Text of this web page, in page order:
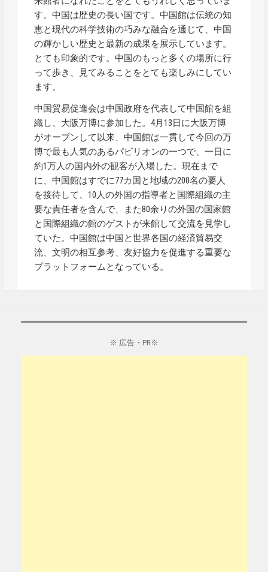
す。中国は歴史の長い国です。中国館は伝統の知
恵と現代の科学技術の巧みな融合を通じて、中国
の輝かしい歴史と最新の成果を展示しています。
とても印象的です。中国のもっと多くの場所に行
って歩き、見てみることをとても楽しみにしてい
ます。
中国貿易促進会は中国政府を代表して中国館を組
織し、大阪万博に参加した。4月13日に大阪万博
がオープンして以来、中国館は一貫して今回の万
博で最も人気のあるパビリオンの一つで、一日に
約1万人の国内外の観客が入場した。現在まで
に、中国館はすでに77カ国と地域の200名の要人
を接待して、10人の外国の指導者と国際組織の主
要な責任者を含んで、また80余りの外国の国家館
と国際組織の館のゲストが来館して交流を見学し
ていた。中国館は中国と世界各国の経済貿易交
流、文明の相互参考、友好協力を促進する重要な
プラットフォームとなっている。
※ 広告・PR※